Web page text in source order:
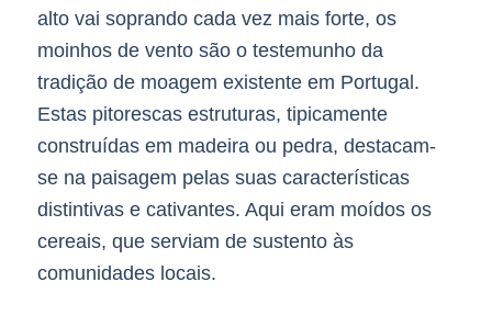
alto vai soprando cada vez mais forte, os
moinhos de vento são o testemunho da
tradição de moagem existente em Portugal.
Estas pitorescas estruturas, tipicamente
construídas em madeira ou pedra, destacam-
se na paisagem pelas suas características
distintivas e cativantes. Aqui eram moídos os
cereais, que serviam de sustento às
comunidades locais.